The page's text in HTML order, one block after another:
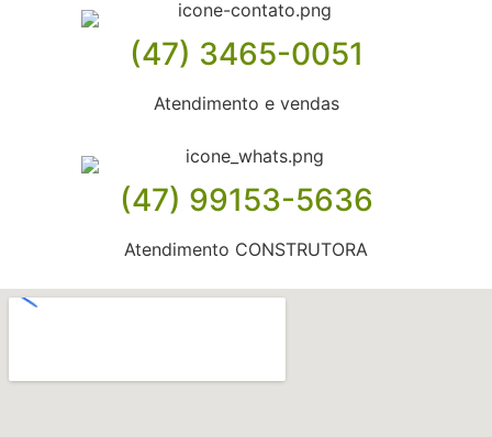
(47) 3465-0051
Atendimento e vendas
(47) 99153-5636
Atendimento CONSTRUTORA